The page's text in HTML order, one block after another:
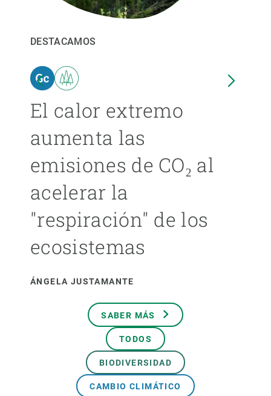
DESTACAMOS
El calor extremo
aumenta las
emisiones de CO₂ al
acelerar la
"respiración" de los
ecosistemas
ÁNGELA JUSTAMANTE
SABER MÁS
TODOS
BIODIVERSIDAD
CAMBIO CLIMÁTICO